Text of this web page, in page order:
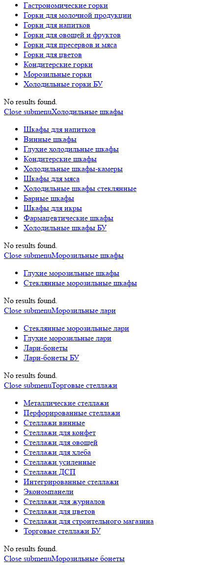
Гастрономические горки
Горки для молочной продукции
Горки для напитков
Горки для овощей и фруктов
Горки для пресервов и мяса
Горки для цветов
Кондитерские горки
Морозильные горки
Холодильные горки БУ
No results found.
Close submenuХолодильные шкафы
Шкафы для напитков
Винные шкафы
Глухие холодильные шкафы
Кондитерские шкафы
Холодильные шкафы-камеры
Шкафы для мяса
Холодильные шкафы стеклянные
Барные шкафы
Шкафы для икры
Фармацевтические шкафы
Холодильные шкафы БУ
No results found.
Close submenuМорозильные шкафы
Глухие морозильные шкафы
Стеклянные морозильные шкафы
No results found.
Close submenuМорозильные лари
Стеклянные морозильные лари
Глухие морозильные лари
Лари-бонеты
Лари-бонеты БУ
No results found.
Close submenuТорговые стеллажи
Металлические стеллажи
Перфорированные стеллажи
Стеллажи винные
Стеллажи для конфет
Стеллажи для овощей
Стеллажи для хлеба
Стеллажи усиленные
Стеллажи ДСП
Интегрированные стеллажи
Экономпанели
Стеллажи для журналов
Стеллажи для цветов
Стеллажи для строительного магазина
Торговые стеллажи БУ
No results found.
Close submenuМорозильные бонеты